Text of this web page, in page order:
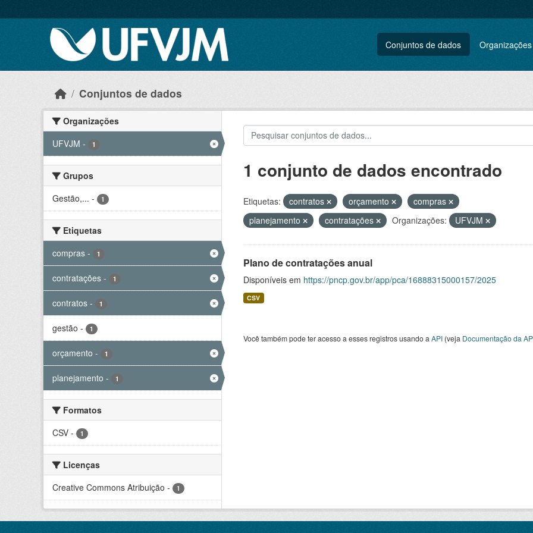
Conjuntos de dados Organizações
Conjuntos de dados
Organizações
UFVJM - 1
Grupos
Gestão,... - 1
Etiquetas
compras - 1
contratações - 1
contratos - 1
gestão - 1
orçamento - 1
planejamento - 1
Formatos
CSV - 1
Licenças
Creative Commons Atribuição - 1
1 conjunto de dados encontrado
Etiquetas: contratos orçamento
compras
planejamento
contratações Organizações: UFVJM
Plano de contratações anual
Disponíveis em https://pncp.gov.br/app/pca/16888315000157/2025
CSV
Você também pode ter acesso a esses registros usando a API(veja Documentação da